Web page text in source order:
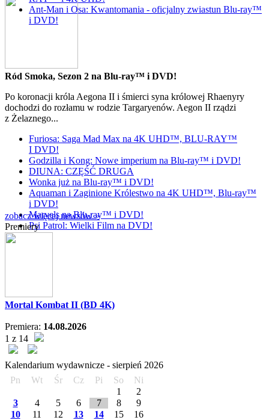
Ant-Man i Osa: Kwantomania - oficjalny zwiastun Blu-ray™
i DVD!
Ród Smoka, Sezon 2 na Blu-ray™ i DVD!
Po koronacji króla Aegona II i śmierci syna królowej Rhaenyry
dochodzi do rozłamu w rodzie Targaryenów. Aegon II rządzi
z Żelaznego...
Furiosa: Saga Mad Max na 4K UHD™, BLU-RAY™
I DVD!
Godzilla i Kong: Nowe imperium na Blu-ray™ i DVD!
DIUNA: CZĘŚĆ DRUGA
Wonka już na Blu-ray™ i DVD!
Aquaman i Zaginione Królestwo na 4K UHD™, Blu-ray™
i DVD!
Marvels na Blu-ray™ i DVD!
Psi Patrol: Wielki Film na DVD!
zobacz więcej newsów »
Premiery
Mortal Kombat II (BD 4K)
Premiera: 14.08.2026
1 z 14
Kalendarium wydawnicze - sierpień 2026
Pn
Wt Śr Cz Pi So
Ni
1
2
3
4 5 6 7 8
9
10
11 12 13 14 15
16